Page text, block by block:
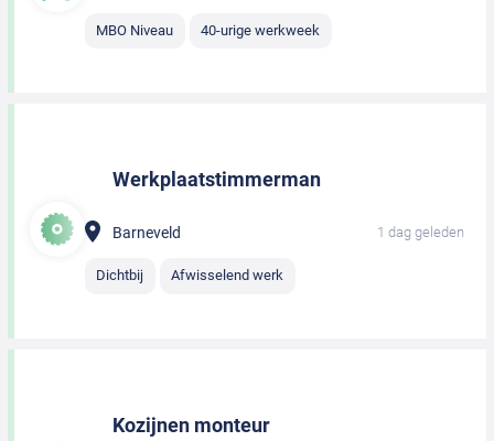
MBO Niveau 40-urige werkweek
Werkplaatstimmerman
Barneveld 1 dag geleden
Dichtbij Afwisselend werk
Kozijnen monteur